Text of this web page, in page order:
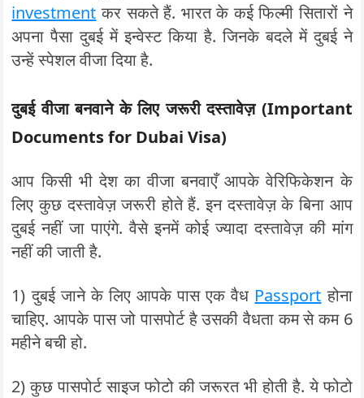
investment कर सकते हैं. भारत के कई फिल्मी सितारों ने
अपना पैसा दुबई में इन्वेस्ट किया है. जिनके बदले में दुबई ने
उन्हें स्पेशल वीजा दिया है.
दुबई वीजा बनवाने के लिए जरूरी दस्तावेज़ (Important
Documents for Dubai Visa)
आप किसी भी देश का वीजा बनवाएँ आपके वेरिफिकेशन के
लिए कुछ दस्तावेज़ जरूरी होते हैं. इन दस्तावेज़ के बिना आप
दुबई नहीं जा पाएंगे. वैसे इनमें कोई ज्यादा दस्तावेज़ की मांग
नहीं की जाती है.
1) दुबई जाने के लिए आपके पास एक वैध Passport होना
चाहिए. आपके पास जो पासपोर्ट है उसकी वैधता कम से कम 6
महीने बची हो.
2) कुछ पासपोर्ट साइज फोटो की जरूरत भी होती है. ये फोटो